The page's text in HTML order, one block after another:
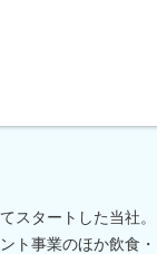
スタートした当社。
ト事業のほか飲食・